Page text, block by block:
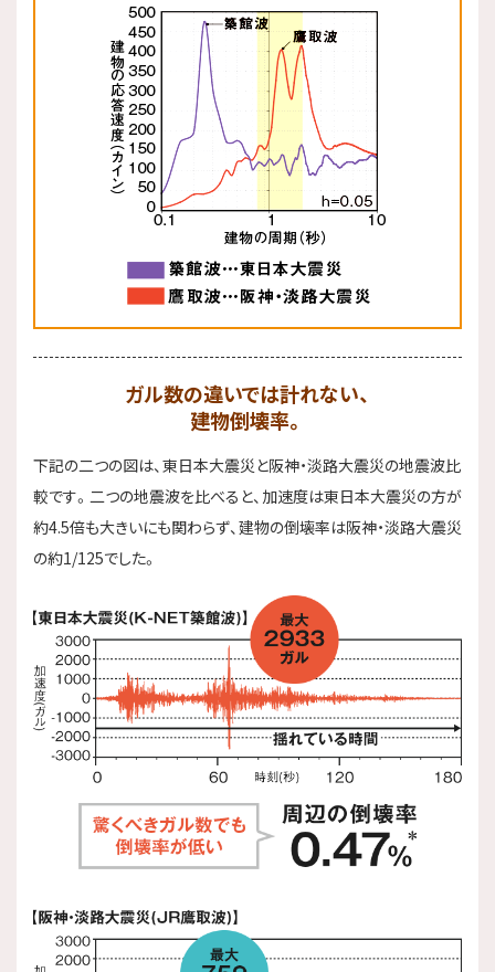
ガル数の違いでは計れない、
建物倒壊率。
下記の二つの図は、東日本大震災と阪神・淡路大震災の地震波比
較です。二つの地震波を比べると、加速度は東日本大震災の方が
約4.5倍も大きいにも関わらず、建物の倒壊率は阪神・淡路大震災
の約1/125でした。